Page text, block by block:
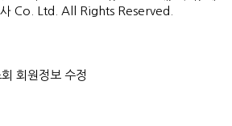
Co. Ltd. All Rights Reserved.
회원정보 수정